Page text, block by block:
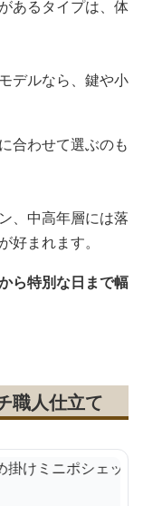
あるタイプは、体
デルなら、鍵や小
合わせて選ぶのも
、中高年層には落
好まれます。
ら特別な日まで幅
職人仕立て